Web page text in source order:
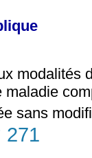
maladie
sans
271